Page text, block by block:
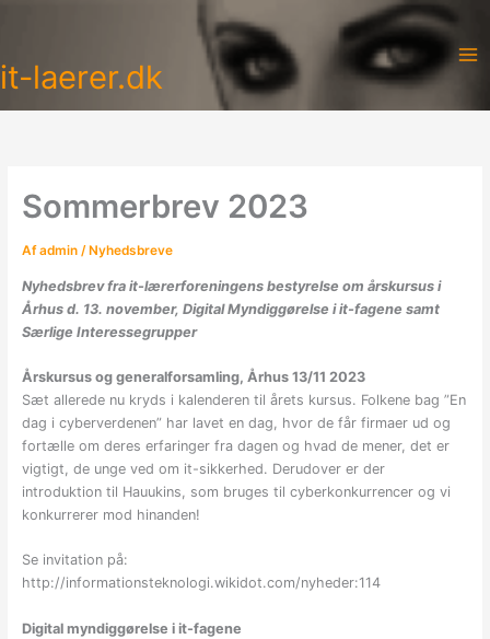
it-laerer.dk
Sommerbrev 2023
Afadmin /Nyhedsbreve
Nyhedsbrev fra it-lærerforeningens bestyrelse om årskursus i
Århus d. 13. november, Digital Myndiggørelse i it-fagene samt
Særlige Interessegrupper
Årskursus og generalforsamling, Århus 13/11 2023
Sæt allerede nu kryds i kalenderen til årets kursus. Folkene bag ”En
dag i cyberverdenen” har lavet en dag, hvor de får firmaer ud og
fortælle om deres erfaringer fra dagen og hvad de mener, det er
vigtigt, de unge ved om it-sikkerhed. Derudover er der
introduktion til Hauukins, som bruges til cyberkonkurrencer og vi
konkurrerer mod hinanden!
Se invitation på:
http://informationsteknologi.wikidot.com/nyheder:114
Digital myndiggørelse i it-fagene